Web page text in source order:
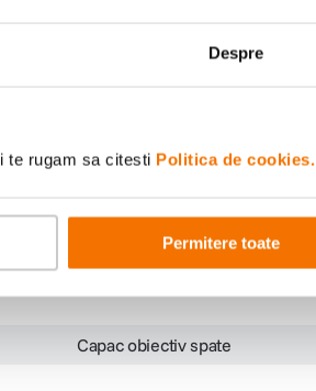
Despre
te rugam sa citesti Politica de cookies.
Permitere toate
Carl Zeiss - capac spate ZE SLR
Preț anterior:69 99 lei
Capac obiectiv spate